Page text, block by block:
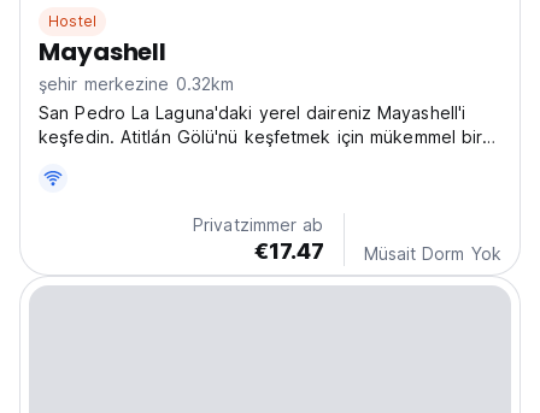
Hostel
Mayashell
şehir merkezine 0.32km
San Pedro La Laguna'daki yerel daireniz Mayashell'i
keşfedin. Atitlán Gölü'nü keşfetmek için mükemmel bir
(Auto-translated from original language)
Privatzimmer ab
€17.47 Müsait Dorm Yok